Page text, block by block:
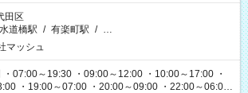
田区
水道橋駅 / 有楽町駅 / …
マッシュ
・07:00～19:30 ・09:00～12:00 ・10:00～17:00 ・
・19:00～07:00 ・20:00～09:00 ・22:00～06:00